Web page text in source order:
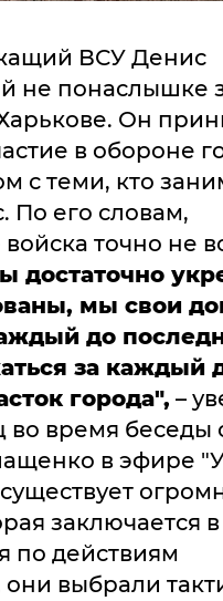
ВСУ Денис
не понаслышке
Он
в обороне
с теми, кто
По его словам,
точно не
достаточно
мы свои
до
за каждый
города", –
во время беседы
в эфире
заключается в
по действиям
они выбрали